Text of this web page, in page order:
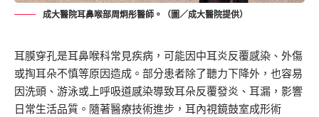
成大醫院耳鼻喉部周炯彤醫師。（圖／成大醫院提供）
耳膜穿孔是耳鼻喉科常見疾病，可能因中耳炎反覆感染、外傷
或掏耳朵不慎等原因造成。部分患者除了聽力下降外，也容易
因洗頭、游泳或上呼吸道感染導致耳朵反覆發炎、耳漏，影響
日常生活品質。隨著醫療技術進步，耳內視鏡鼓室成形術